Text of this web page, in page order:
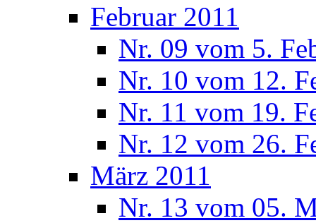
Februar 2011
Nr. 09 vom 5.
Nr. 10 vom 12.
Nr. 11 vom 19.
Nr. 12 vom 26.
März 2011
Nr. 13 vom 05.